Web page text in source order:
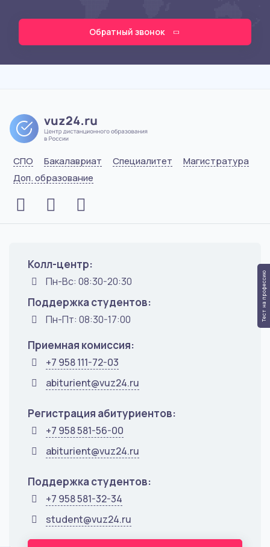
Обратный звонок
СПО Бакалавриат Специалитет
Магистратура
Доп. образование
Колл-центр:
Пн-Вс: 08:30-20:30
Поддержка студентов:
Пн-Пт: 08:30-17:00
Приемная комиссия:
+7 958 111-72-03
abiturient@vuz24.ru
Регистрация абитуриентов:
+7 958 581-56-00
abiturient@vuz24.ru
Поддержка студентов:
+7 958 581-32-34
student@vuz24.ru
Тест на профессию